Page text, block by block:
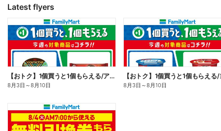
Latest flyers
【おトク】1個買うと1個もらえる/アイス
8月3日 ～8月10日 8月3日 ～8月10日